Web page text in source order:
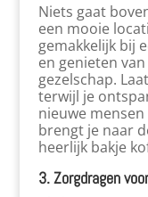
Niets gaat
een mooie
gemakkelijk bij
en genieten
gezelschap.
terwijl je
nieuwe
brengt je naar
heerlijk bakje
3. Zorgdragen